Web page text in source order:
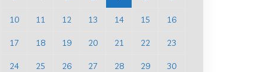
10 11 12 13 14 15 16
17 18 19 20 21 22 23
24 25 26 27 28 29 30